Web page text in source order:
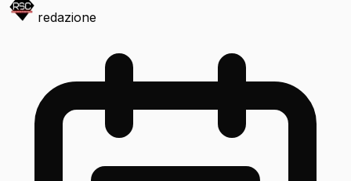
redazione